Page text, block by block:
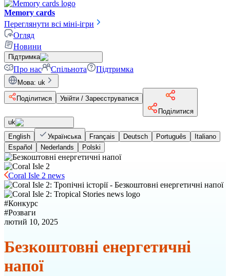
Memory cards
Переглянути всі міні-ігри
Огляд
Новини
Підтримка
Про нас Спільнота Підтримка
Мова: uk
Поділитися
Увійти / Зареєструватися
Поділитися
uk
English
Українська Français Deutsch Português
Italiano
Español
Nederlands Polski
Coral Isle 2 news
#Конкурс
#Розваги
лютий 10, 2025
Безкоштовні енергетичні
напої